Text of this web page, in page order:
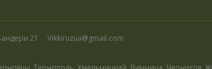
21
Vikkiruzua@gmail.com